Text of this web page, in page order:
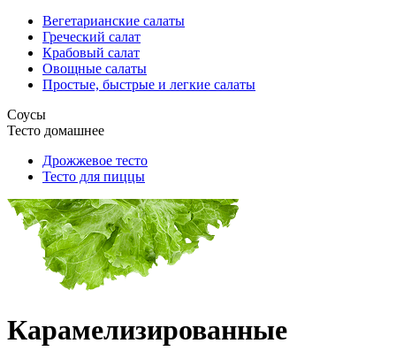
Вегетарианские салаты
Греческий салат
Крабовый салат
Овощные салаты
Простые, быстрые и легкие салаты
Соусы
Тесто домашнее
Дрожжевое тесто
Тесто для пиццы
Карамелизированные